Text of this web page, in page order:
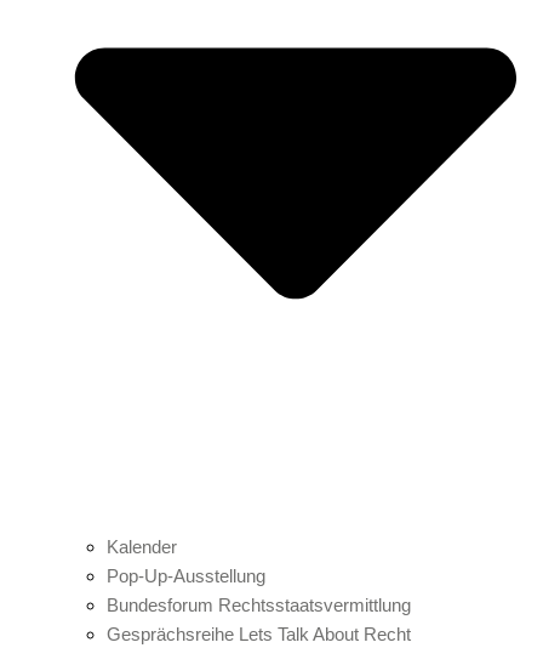
Kalender
Pop-Up-Ausstellung
Bundesforum Rechtsstaatsvermittlung
Gesprächsreihe Lets Talk About Recht